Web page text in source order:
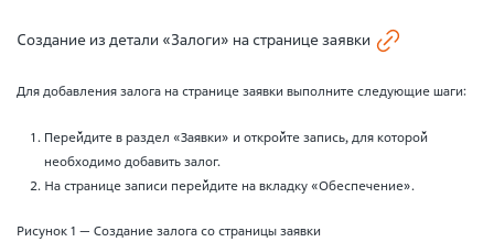
Создание из детали «Залоги» на странице заявки
Для добавления залога на странице заявки выполните следующие шаги:
Перейдите в раздел «Заявки» и откройте запись, для которой
необходимо добавить залог.
На странице записи перейдите на вкладку «Обеспечение».
Рисунок 1 — Создание залога со страницы заявки